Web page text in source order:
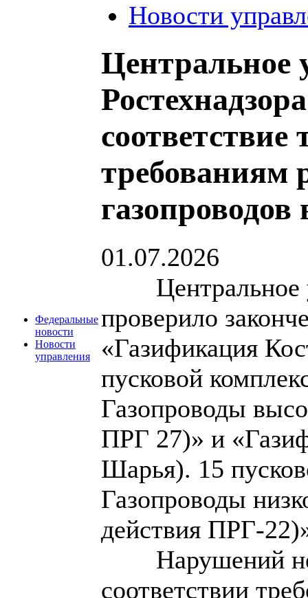
Федеральные
новости
Новости
управления
Новости
Центральное
соответствие
требованиям
01.07.2026
Центральное
проверило
«Газификация
пусковой
Газопроводы
ПРГ 27)» и
Шарья). 15
Газопроводы
действия ПРГ-
Нарушений
соответствии